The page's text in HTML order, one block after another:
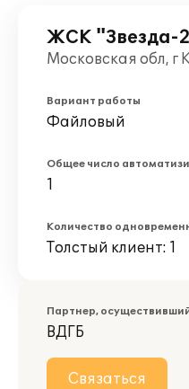
ЖСК "Звезда-
Московская обл, г
Вариант работы
Файловый
Общее число
1
Количество
Толстый клиент: 1
Партнер,
ВДГБ
Связаться